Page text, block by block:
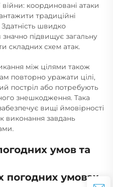
координовані атаки
традиційні
швидко
значно підвищує загальну
складних схем атак.
між цілями також
повторно уражати цілі,
постріл або потребують
знешкодження. Така
вищі ймовірності
виконання завдань
умов та
погодних умовах